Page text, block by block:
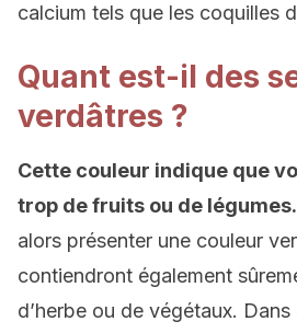
calcium tels que les coquilles
Quant est-il des
verdâtres ?
Cette couleur indique que
trop de fruits ou de légumes.
alors présenter une couleur
contiendront également
d’herbe ou de végétaux.